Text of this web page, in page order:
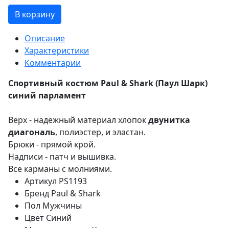
В корзину
Описание
Характеристики
Комментарии
Спортивный костюм Paul & Shark (Паул Шарк)
синий парламент
Верх - надежный материал хлопокдвунитка
диагональ, полиэстер, и эластан.
Брюки - прямой крой.
Надписи - патч и вышивка.
Все карманы с молниями.
Артикул PS1193
Бренд Paul & Shark
Пол Мужчины
Цвет Синий